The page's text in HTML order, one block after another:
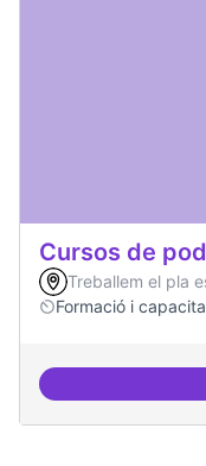
Cursos de
Treballem el pla
Formació i